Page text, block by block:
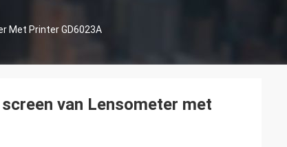
Met Printer GD6023A
van Lensometer met